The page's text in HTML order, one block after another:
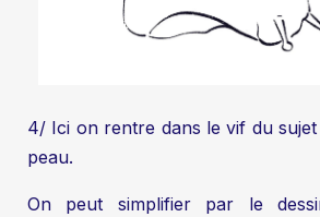
4/ Ici on rentre dans le vif du
peau.
On peut simplifier par le